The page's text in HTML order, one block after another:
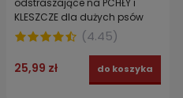
KLESZCZE dla dużych psów
(20-40 kg)
(4.45)
25,99 zł do koszyka